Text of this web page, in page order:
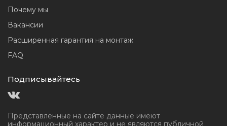
Почему мы
Вакансии
Расширенная гарантия на монтаж
FAQ
Подписывайтесь
Представленные на сайте данные имеют
информационный характер и не являются публичной